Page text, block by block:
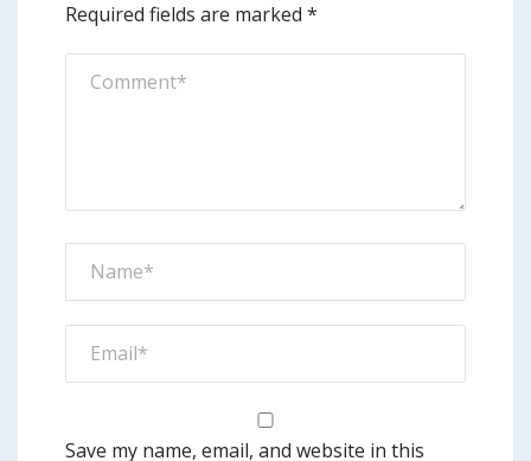
Required fields are marked *
Save my name, email, and website in this